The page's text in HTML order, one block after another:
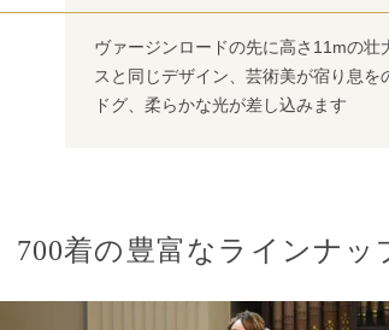
ヴァージンロードの先に高さ11mの
スと同じデザイン、芸術美が宿り息
ドグ、柔らかな光が差し込みます
700着の豊富なラインナッ